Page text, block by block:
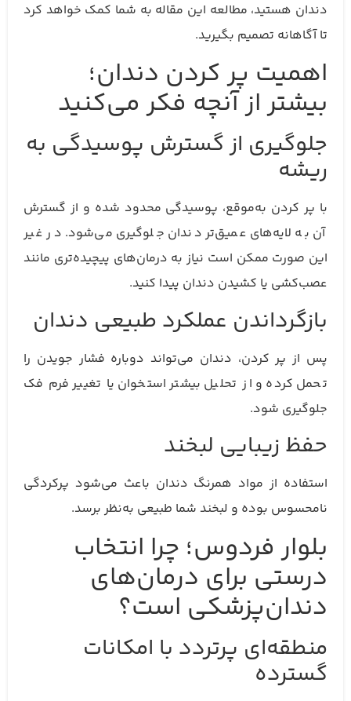
دندان هستید، مطالعه این مقاله به شما کمک خواهد کرد
تا آگاهانه تصمیم بگیرید.
اهمیت پر کردن دندان؛
بیشتر از آنچه فکر می‌کنید
جلوگیری از گسترش پوسیدگی به
ریشه
با پر کردن به‌موقع، پوسیدگی محدود شده و از گسترش
آن به لایه‌های عمیق‌تر دندان جلوگیری می‌شود. در غیر
این صورت ممکن است نیاز به درمان‌های پیچیده‌تری مانند
عصب‌کشی یا کشیدن دندان پیدا کنید.
بازگرداندن عملکرد طبیعی دندان
پس از پر کردن، دندان می‌تواند دوباره فشار جویدن را
تحمل کرده و از تحلیل بیشتر استخوان یا تغییر فرم فک
جلوگیری شود.
حفظ زیبایی لبخند
استفاده از مواد همرنگ دندان باعث می‌شود پرکردگی
نامحسوس بوده و لبخند شما طبیعی به‌نظر برسد.
بلوار فردوس؛ چرا انتخاب
درستی برای درمان‌های
دندان‌پزشکی است؟
منطقه‌ای پرتردد با امکانات
گسترده